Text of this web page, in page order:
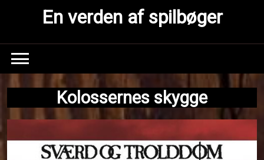
En verden af spilbøger
Kolossernes skygge